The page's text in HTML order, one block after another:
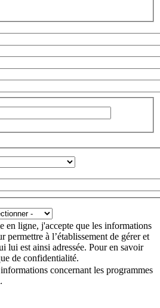
en ligne, j'accepte que les informations
permettre à l’établissement de gérer et
lui est ainsi adressée. Pour en savoir
de confidentialité.
concernant les programmes